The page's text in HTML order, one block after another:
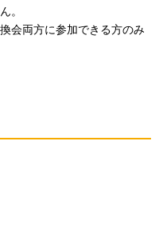
。
会両方に参加できる方のみ